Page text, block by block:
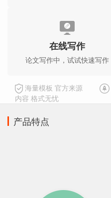
在线写作
论文写作中，试试快速写作
海量模板 官方来源
内容 格式无忧
产品特点